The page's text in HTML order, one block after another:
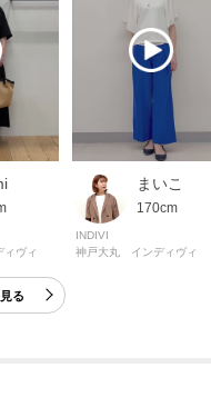
り、若干製品と画像のカラー
イズ：38（M）
ヴィ
まいこ
170cm
INDIVI
神戸大丸 インディヴィ
る